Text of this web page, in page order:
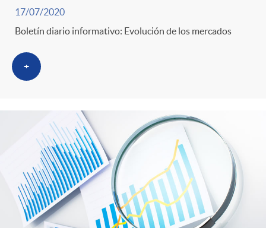
17/07/2020
Boletín diario informativo: Evolución de los mercados
+